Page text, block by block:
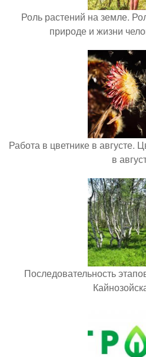
Роль растений на земле.
природе и жизни
Работа в цветнике в августе.
в
Последовательность